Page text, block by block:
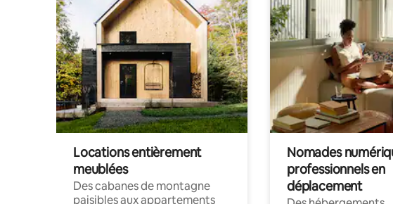
Locations entièrement
meublées
Des cabanes de montagne
paisibles aux appartements
Nomades
professionnels en
déplacement